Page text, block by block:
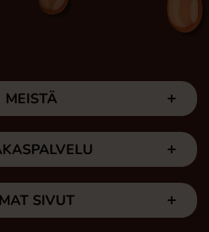
MEISTÄ
SIVUT